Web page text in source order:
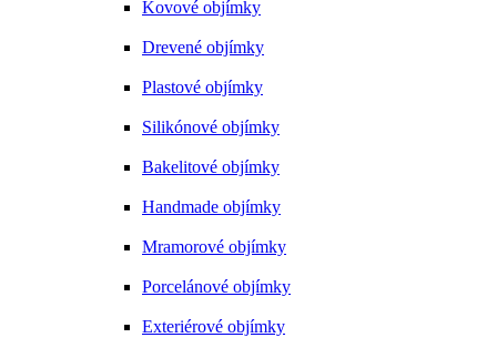
Kovové objímky
Drevené objímky
Plastové objímky
Silikónové objímky
Bakelitové objímky
Handmade objímky
Mramorové objímky
Porcelánové objímky
Exteriérové objímky